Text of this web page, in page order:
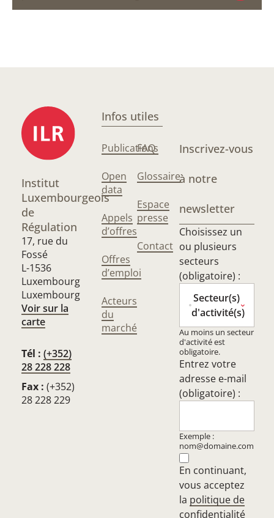
Institut
Luxembourgeois
de
Régulation
17, rue du
Fossé
L-1536
Luxembourg
Luxembourg
Voir sur la
carte
Tél : (+352)
28 228 228
Fax : (+352)
28 228 229
Infos utiles
Publications
Open
data
Appels
d’offres
Offres
d’emploi
Acteurs
du
marché
FAQ
Glossaire
Espace
presse
Contact
Inscrivez-vous
à notre
newsletter
Choisissez un
ou plusieurs
secteurs
(obligatoire) :
Secteur(s)
d'activité(s)
Au moins un secteur
d'activité est
obligatoire.
Entrez votre
adresse e-mail
(obligatoire) :
Exemple :
nom@domaine.com
En continuant,
vous acceptez
la politique de
confidentialité